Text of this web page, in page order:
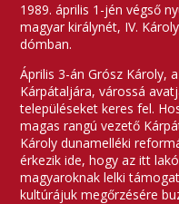
1989. április 1-jén végső
magyar királynét, IV.
dómban.
Április 3-án Grósz Károly,
Kárpátaljára, várossá
településeket keres fel.
magas rangú vezető
Károly dunamelléki
érkezik ide, hogy az itt
magyaroknak lelki
kultúrájuk megőrzésére